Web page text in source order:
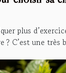
plus
? C’est une très